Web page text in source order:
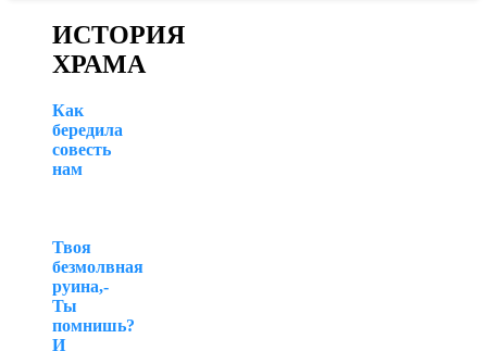
ИСТОРИЯ
ХРАМА
Как
бередила
совесть
нам
Твоя
безмолвная
руина,-
Ты
помнишь?
И